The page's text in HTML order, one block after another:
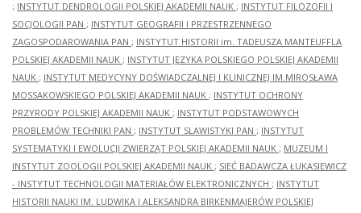
; INSTYTUT DENDROLOGII POLSKIEJ AKADEMII NAUK ; INSTYTUT FILOZOFII I
SOCJOLOGII PAN ; INSTYTUT GEOGRAFII I PRZESTRZENNEGO
ZAGOSPODAROWANIA PAN ; INSTYTUT HISTORII im. TADEUSZA MANTEUFFLA
POLSKIEJ AKADEMII NAUK ; INSTYTUT JĘZYKA POLSKIEGO POLSKIEJ AKADEMII
NAUK ; INSTYTUT MEDYCYNY DOŚWIADCZALNEJ I KLINICZNEJ IM.MIROSŁAWA
MOSSAKOWSKIEGO POLSKIEJ AKADEMII NAUK ; INSTYTUT OCHRONY
PRZYRODY POLSKIEJ AKADEMII NAUK ; INSTYTUT PODSTAWOWYCH
PROBLEMÓW TECHNIKI PAN ; INSTYTUT SLAWISTYKI PAN ; INSTYTUT
SYSTEMATYKI I EWOLUCJI ZWIERZĄT POLSKIEJ AKADEMII NAUK ; MUZEUM I
INSTYTUT ZOOLOGII POLSKIEJ AKADEMII NAUK ; SIEĆ BADAWCZA ŁUKASIEWICZ
- INSTYTUT TECHNOLOGII MATERIAŁÓW ELEKTRONICZNYCH ; INSTYTUT
HISTORII NAUKI IM. LUDWIKA I ALEKSANDRA BIRKENMAJERÓW POLSKIEJ